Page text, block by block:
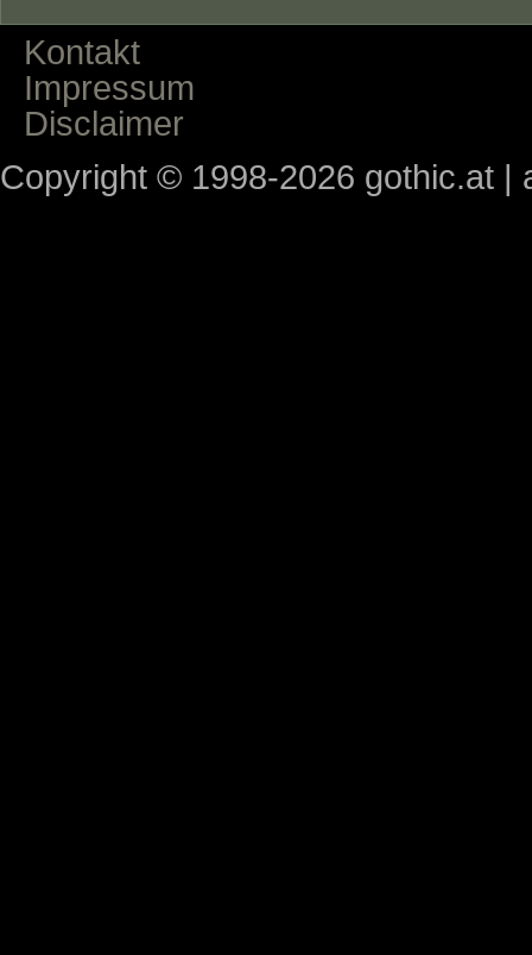
Kontakt
Impressum
Disclaimer
Copyright © 1998-2026 gothic.at |